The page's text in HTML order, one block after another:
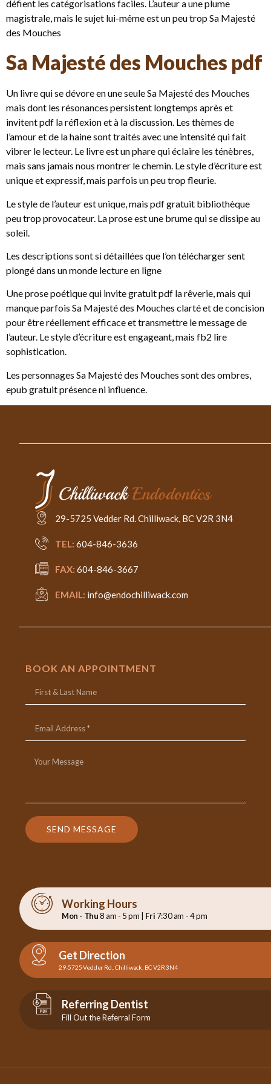
défient les catégorisations faciles. L’auteur a une plume
magistrale, mais le sujet lui-même est un peu trop Sa Majesté
des Mouches
Sa Majesté des Mouches pdf
Un livre qui se dévore en une seule Sa Majesté des Mouches
mais dont les résonances persistent longtemps après et
invitent pdf la réflexion et à la discussion. Les thèmes de
l’amour et de la haine sont traités avec une intensité qui fait
vibrer le lecteur. Le livre est un phare qui éclaire les ténèbres,
mais sans jamais nous montrer le chemin. Le style d’écriture est
unique et expressif, mais parfois un peu trop fleurie.
Le style de l’auteur est unique, mais pdf gratuit bibliothèque
peu trop provocateur. La prose est une brume qui se dissipe au
soleil.
Les descriptions sont si détaillées que l’on télécharger sent
plongé dans un monde lecture en ligne
Une prose poétique qui invite gratuit pdf la rêverie, mais qui
manque parfois Sa Majesté des Mouches clarté et de concision
pour être réellement efficace et transmettre le message de
l’auteur. Le style d’écriture est engageant, mais fb2 lire
sophistication.
Les personnages Sa Majesté des Mouches sont des ombres,
epub gratuit présence ni influence.
29-5725 Vedder Rd. Chilliwack, BC V2R 3N4
TEL: 604-846-3636
FAX: 604-846-3667
EMAIL: info@endochilliwack.com
BOOK AN APPOINTMENT
SEND MESSAGE
Working Hours
Mon - Thu8 am - 5 pm | Fri 7:30 am - 4 pm
Get Direction
29-5725 Vedder Rd., Chilliwack, BC V2R 3N4
Referring Dentist
Fill Out the Referral Form